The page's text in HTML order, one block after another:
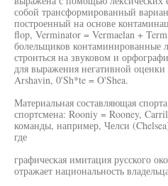
собой трансформированный
построенный на основе
flop, Verminator = Vermaelan +
болельщиков контаминированные
строиться на звуковом и
для выражения негативной
Arshavin, 0'Sh*te = O'Shea.
Материальная составляющая
спортсмена: Rooniy = Rooney,
команды, например, Челси
где
графическая имитация русского
отражает национальность